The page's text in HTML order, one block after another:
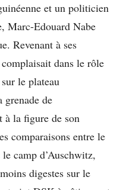
et un politicien
Marc-Edouard Nabe
Revenant à ses
dans le rôle
le plateau
grenade de
à la figure de son
comparaisons entre le
camp d’Auschwitz,
digestes sur le